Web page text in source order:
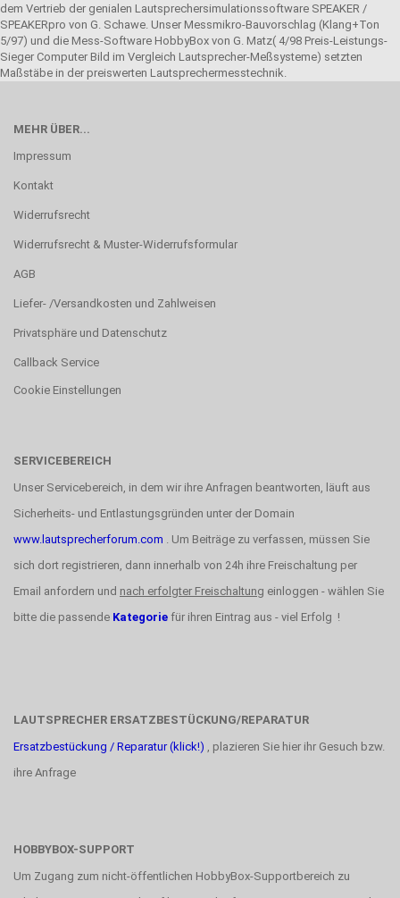
dem Vertrieb der genialen Lautsprechersimulationssoftware SPEAKER /
SPEAKERpro von G. Schawe. Unser Messmikro-Bauvorschlag (Klang+Ton
5/97) und die Mess-Software HobbyBox von G. Matz( 4/98 Preis-Leistungs-
Sieger Computer Bild im Vergleich Lautsprecher-Meßsysteme) setzten
Maßstäbe in der preiswerten Lautsprechermesstechnik.
MEHR ÜBER...
Impressum
Kontakt
Widerrufsrecht
Widerrufsrecht & Muster-Widerrufsformular
AGB
Liefer- /Versandkosten und Zahlweisen
Privatsphäre und Datenschutz
Callback Service
Cookie Einstellungen
SERVICEBEREICH
Unser Servicebereich, in dem wir ihre Anfragen beantworten, läuft aus
Sicherheits- und Entlastungsgründen unter der Domain
www.lautsprecherforum.com . Um Beiträge zu verfassen, müssen Sie
sich dort registrieren, dann innerhalb von 24h ihre Freischaltung per
Email anfordern und nach erfolgter Freischaltung einloggen - wählen Sie
bitte die passende Kategorie für ihren Eintrag aus - viel Erfolg !
LAUTSPRECHER ERSATZBESTÜCKUNG/REPARATUR
Ersatzbestückung / Reparatur (klick!) , plazieren Sie hier ihr Gesuch bzw.
ihre Anfrage
HOBBYBOX-SUPPORT
Um Zugang zum nicht-öffentlichen HobbyBox-Supportbereich zu